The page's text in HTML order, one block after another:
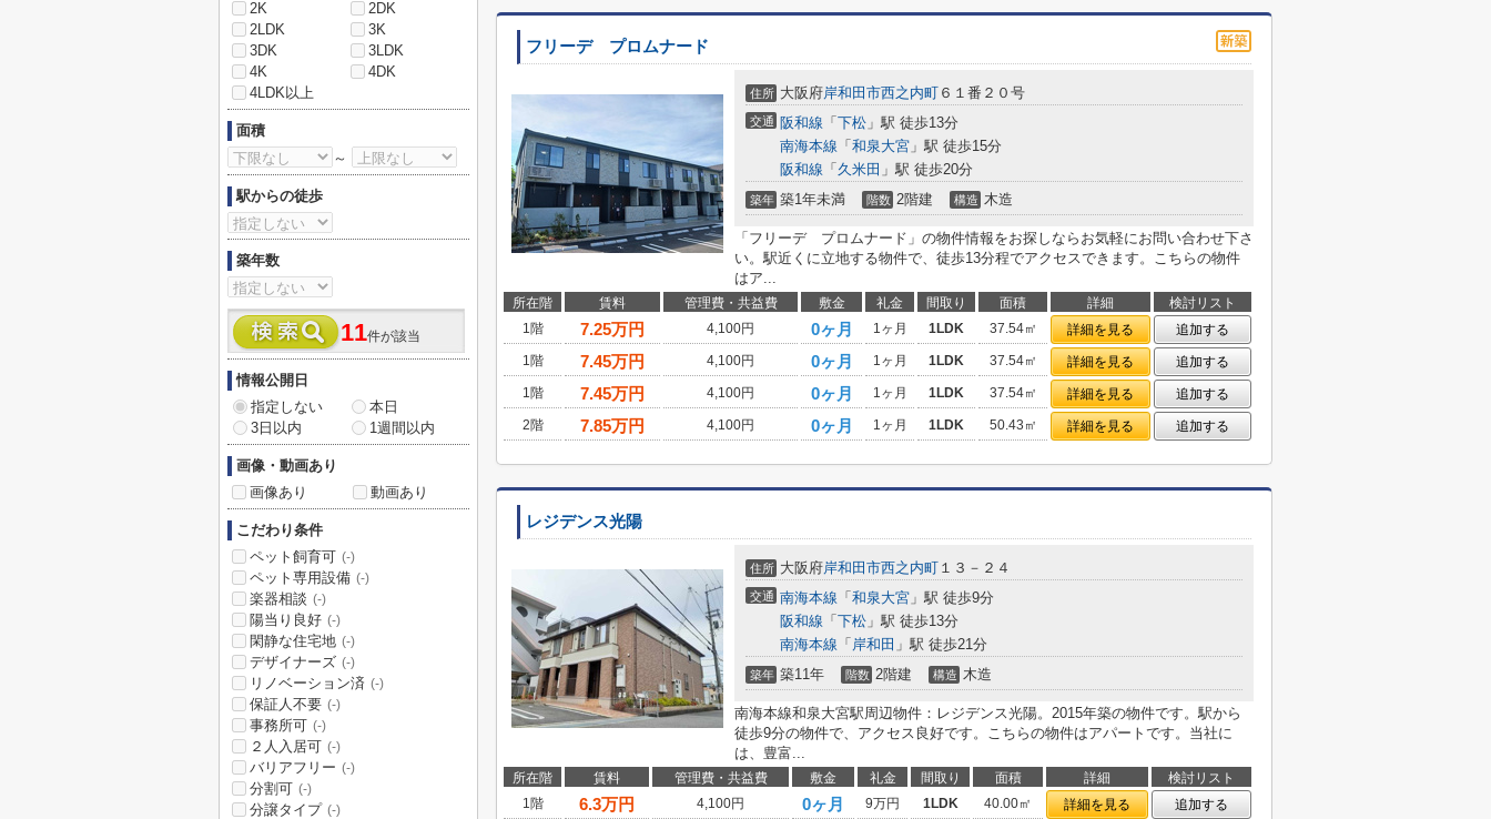
フリーデ プロムナード
住所 大阪府岸和田市西之内町 ６１番２０号
交通 阪和線 「 下松 」駅 徒歩13分
南海本線 「 和泉大宮 」駅 徒歩15分
阪和線 「 久米田 」駅 徒歩20分
築年 築1年未満 階数 2階建 構造 木造
「フリーデ プロムナード」の物件情報をお探しならお気軽にお問い合わせ下さ
い。駅近くに立地する物件で、徒歩13分程でアクセスできます。こちらの物件
はア...
所在階 賃料 管理費・共益費 敷金 礼金 間取り 面積 詳細
検討リスト
1階
7.25万円 4,100円 0ヶ月 1ヶ月 1LDK 37.54㎡ 詳細を見る
追加する
1階
7.45万円 4,100円 0ヶ月 1ヶ月 1LDK 37.54㎡ 詳細を見る
追加する
1階
7.45万円 4,100円 0ヶ月 1ヶ月 1LDK 37.54㎡ 詳細を見る
追加する
2階
7.85万円 4,100円 0ヶ月 1ヶ月 1LDK 50.43㎡ 詳細を見る 追加する
レジデンス光陽
住所 大阪府岸和田市西之内町 １３－２４
交通 南海本線 「 和泉大宮 」駅 徒歩9分
阪和線 「 下松 」駅 徒歩13分
南海本線 「 岸和田 」駅 徒歩21分
築年 築11年 階数 2階建 構造 木造
南海本線和泉大宮駅周辺物件：レジデンス光陽。2015年築の物件です。駅から
徒歩9分の物件で、アクセス良好です。こちらの物件はアパートです。当社に
は、豊富...
所在階 賃料 管理費・共益費 敷金 礼金 間取り 面積 詳細
検討リスト
1階
6.3万円 4,100円 0ヶ月 9万円 1LDK 40.00㎡ 詳細を見る 追加する
2K
2DK
2LDK
3K
3DK
3LDK
4K
4DK
4LDK以上
面積
～
駅からの徒歩
築年数
11件が該当
情報公開日
指定しない
本日
3日以内
1週間以内
画像・動画あり
画像あり
動画あり
こだわり条件
ペット飼育可 (-)
ペット専用設備 (-)
楽器相談 (-)
陽当り良好 (-)
閑静な住宅地 (-)
デザイナーズ (-)
リノベーション済 (-)
保証人不要 (-)
事務所可 (-)
２人入居可 (-)
バリアフリー (-)
分割可 (-)
分譲タイプ (-)